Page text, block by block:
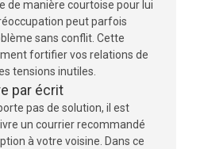
de manière courtoise pour lui
peut parfois
sans conflit. Cette
fortifier vos relations de
tensions inutiles.
par écrit
pas de solution, il est
un courrier recommandé
à votre voisine. Dans ce